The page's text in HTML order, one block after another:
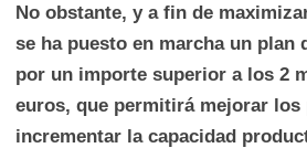
No obstante, y a fin de
se ha puesto en marcha un plan
por un importe superior a los 2
euros, que permitirá mejorar los
incrementar la capacidad